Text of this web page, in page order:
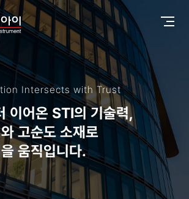
Intersects with Trust
이어온 STI의 기술력,
고순도 소재로
움직입니다.